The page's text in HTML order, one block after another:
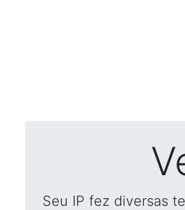
Seu IP fez diversas